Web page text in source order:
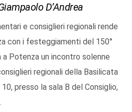
D’Andrea
e consiglieri regionali rende
con i festeggiamenti del 150°
a Potenza un incontro solenne
regionali della Basilicata
presso la sala B del Consiglio,